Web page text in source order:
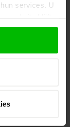
services. U